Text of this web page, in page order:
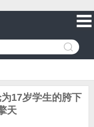
17岁学生的胯下
天